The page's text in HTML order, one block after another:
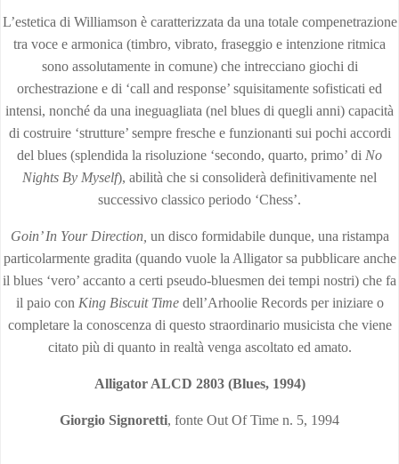
L’estetica di Williamson è caratterizzata da una totale compenetrazione
tra voce e armonica (timbro, vibrato, fraseggio e intenzione ritmica
sono assolutamente in comune) che intrecciano giochi di
orchestrazione e di ‘call and response’ squisitamente sofisticati ed
intensi, nonché da una ineguagliata (nel blues di quegli anni) capacità
di costruire ‘strutture’ sempre fresche e funzionanti sui pochi accordi
del blues (splendida la risoluzione ‘secondo, quarto, primo’ di No
Nights By Myself), abilità che si consoliderà definitivamente nel
successivo classico periodo ‘Chess’.
Goin’ In Your Direction, un disco formidabile dunque, una ristampa
particolarmente gradita (quando vuole la Alligator sa pubblicare anche
il blues ‘vero’ accanto a certi pseudo-bluesmen dei tempi nostri) che fa
il paio con King Biscuit Timedell’Arhoolie Records per iniziare o
completare la conoscenza di questo straordinario musicista che viene
citato più di quanto in realtà venga ascoltato ed amato.
Alligator ALCD 2803 (Blues, 1994)
Giorgio Signoretti, fonte Out Of Time n. 5, 1994